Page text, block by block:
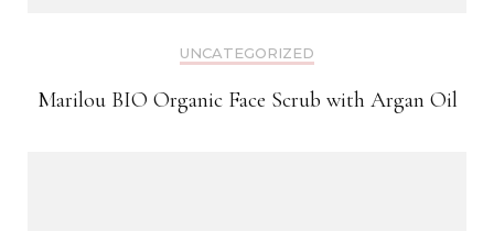
UNCATEGORIZED
Marilou BIO Organic Face Scrub with Argan Oil